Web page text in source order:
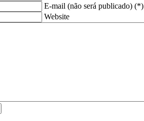
E-mail (não será publicado) (*)
Website